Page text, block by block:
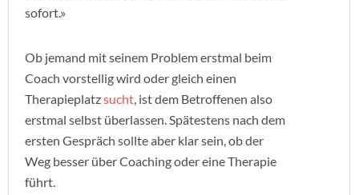
sofort.»
Ob jemand mit seinem Problem erstmal beim
Coach vorstellig wird oder gleich einen
Therapieplatzsucht, ist dem Betroffenen also
erstmal selbst überlassen. Spätestens nach dem
ersten Gespräch sollte aber klar sein, ob der
Weg besser über Coaching oder eine Therapie
führt.